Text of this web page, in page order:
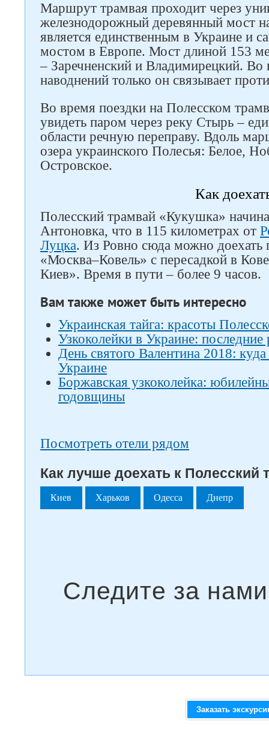
Маршрут трамвая проходит через
железнодорожный деревянный мост
является единственным в Украине и
мостом в Европе. Мост длиной 153
– Заречненский и Владимирецкий. Во
наводнений только он связывает
Во время поездки на Полесском
увидеть паром через реку Стырь –
области речную переправу. Вдоль
озера украинского Полесья: Белое,
Островское.
Как
Полесский трамвай «Кукушка»
Антоновка, что в 115 километрах от
Луцка. Из Ровно сюда можно доехать
«Москва–Ковель» с пересадкой в
Киев». Время в пути – более 9 часов.
Вам также может быть интересно
Украинская тайга: красоты
Узкоколейки в Украине: последние
День святого Валентина 2018:
Украине
Боржавская узкоколейка:
годовщины
Посмотреть отели рядом
Как лучше доехать к Полесский
Киев Харьков Одесса Днепр
Заказать